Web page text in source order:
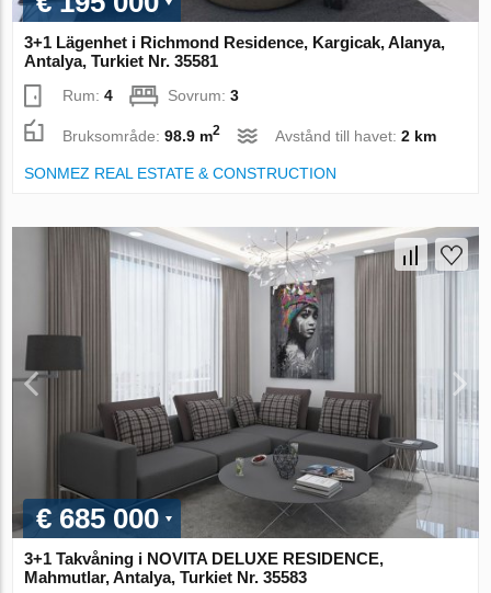
3+1 Lägenhet i Richmond Residence, Kargicak, Alanya,
Antalya, Turkiet Nr. 35581
Rum:4 Sovrum:3
Bruksområde:98.9 m2 Avstånd till havet:2 km
SONMEZ REAL ESTATE & CONSTRUCTION
€ 685 000
3+1 Takvåning i NOVITA DELUXE RESIDENCE,
Mahmutlar, Antalya, Turkiet Nr. 35583